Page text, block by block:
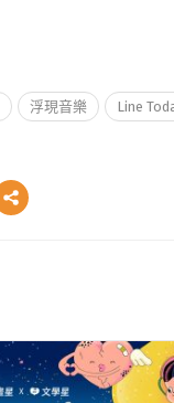
浮現音樂 Line